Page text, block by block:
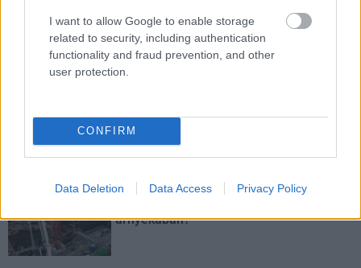
I want to allow Google to enable storage
related to security, including authentication
functionality and fraud prevention, and other
user protection.
CONFIRM
Data Deletion Data Access Privacy Policy
Másfélszeresére bővítik
Hódmezővásárhely jó hírű református
iskoláját
Flórián téri felüljárón
Paks II.: Mit jelent az 5. blokk új
árnyékában?